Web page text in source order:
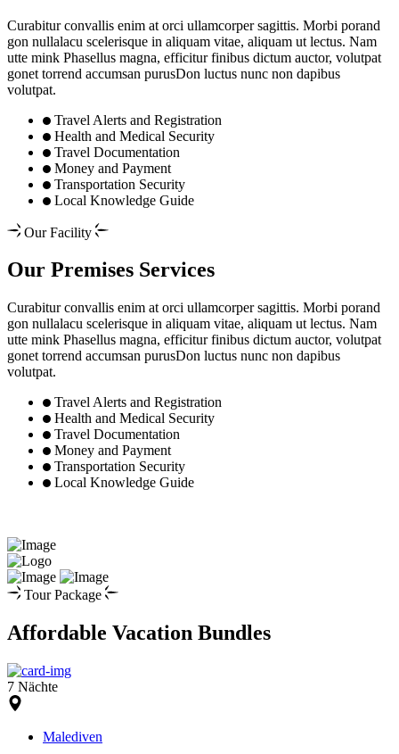
Curabitur convallis enim at orci ullamcorper sagittis. Morbi porand
gon nullalacu scelerisque in aliquam vitae, aliquam ut lectus. Nam
utte mink Phasellus magna, efficitur finibus dictum auctor, volutpat
gonet torrend accumsan purusDon luctus nunc non dapibus
volutpat.
Travel Alerts and Registration
Health and Medical Security
Travel Documentation
Money and Payment
Transportation Security
Local Knowledge Guide
Our Facility
Our Premises Services
Curabitur convallis enim at orci ullamcorper sagittis. Morbi porand
gon nullalacu scelerisque in aliquam vitae, aliquam ut lectus. Nam
utte mink Phasellus magna, efficitur finibus dictum auctor, volutpat
gonet torrend accumsan purusDon luctus nunc non dapibus
volutpat.
Travel Alerts and Registration
Health and Medical Security
Travel Documentation
Money and Payment
Transportation Security
Local Knowledge Guide
Tour Package
Affordable Vacation Bundles
7 Nächte
Malediven